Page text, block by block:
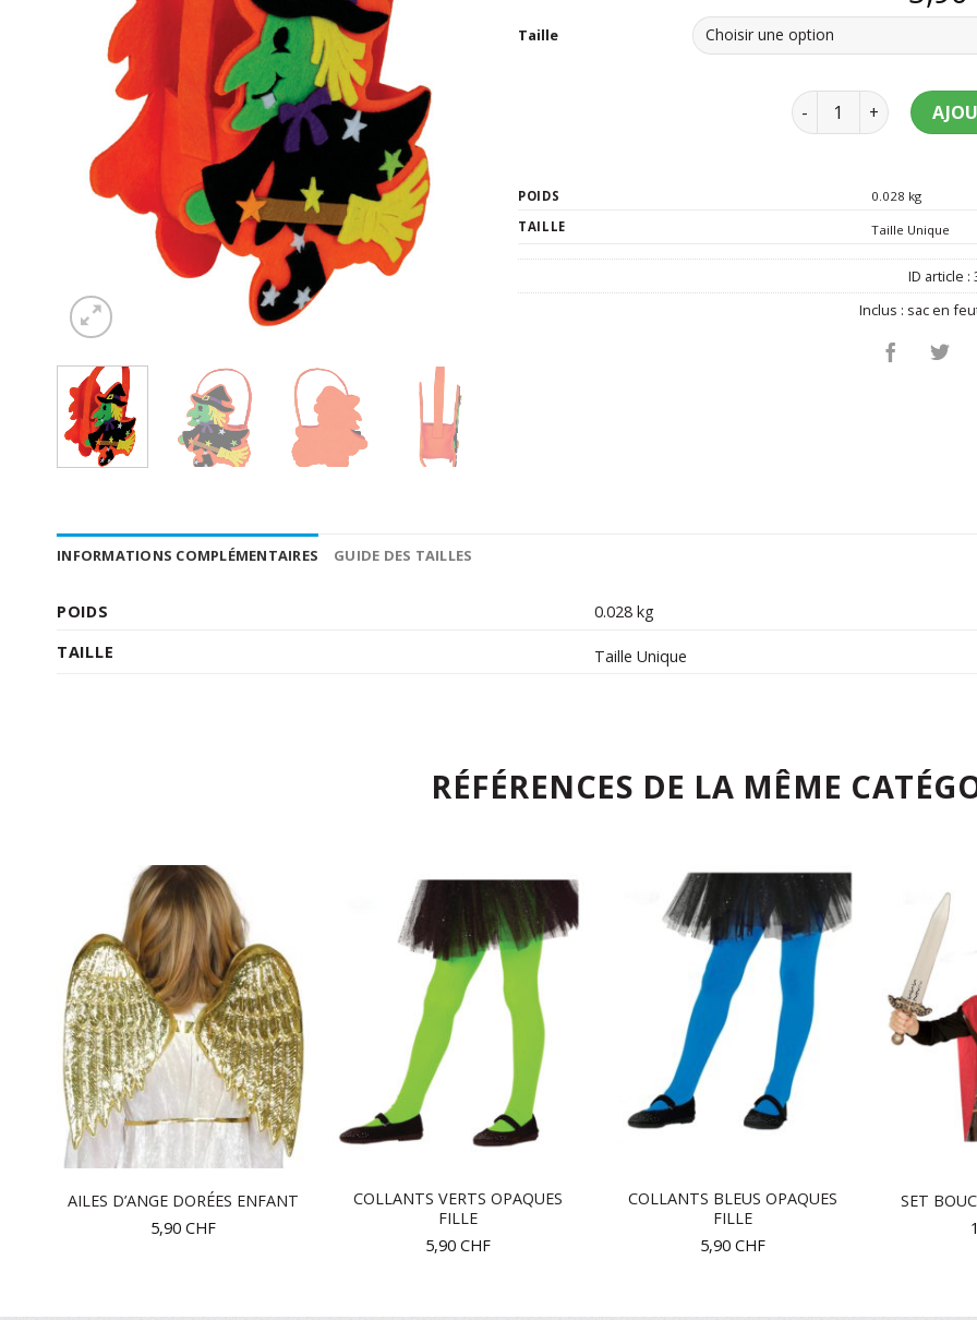
Taille
quantité de Sac à
POIDS
0.028 kg
TAILLE
Taille Unique
ID article :
Inclus : sac en
INFORMATIONS COMPLÉMENTAIRES GUIDE DES TAILLES
POIDS
0.028 kg
TAILLE
Taille Unique
RÉFÉRENCES DE LA MÊME
AILES D’ANGE DORÉES ENFANT
5,90 CHF
COLLANTS VERTS OPAQUES
FILLE
5,90 CHF
COLLANTS BLEUS OPAQUES
FILLE
5,90 CHF
SET